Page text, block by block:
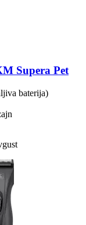
Supera Pet
baterija)